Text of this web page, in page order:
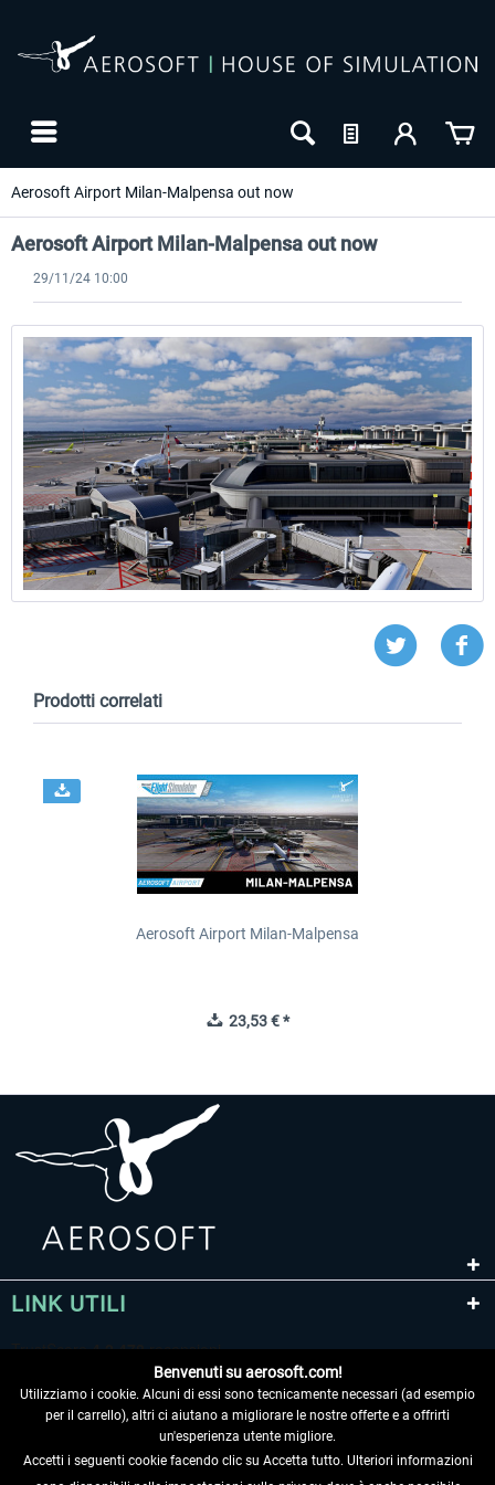
Aerosoft Airport Milan-Malpensa out now
Aerosoft Airport Milan-Malpensa out now
29/11/24 10:00
Prodotti correlati
Aerosoft Airport Milan-Malpensa
23,53 € *
LINK UTILI
Benvenuti su aerosoft.com!
Utilizziamo i cookie. Alcuni di essi sono tecnicamente necessari (ad esempio
per il carrello), altri ci aiutano a migliorare le nostre offerte e a offrirti
un'esperienza utente migliore.
Accetti i seguenti cookie facendo clic su Accetta tutto. Ulteriori informazioni